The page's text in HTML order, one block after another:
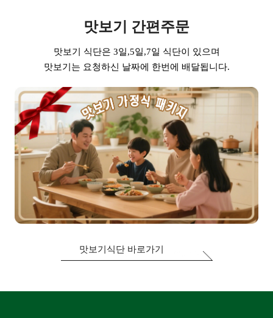
맛보기 간편주문
맛보기 식단은 3일,5일,7일 식단이 있으며
맛보기는 요청하신 날짜에 한번에 배달됩니다.
맛보기식단 바로가기